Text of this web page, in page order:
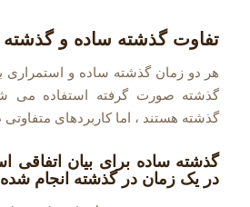
تفاوت گذشته ساده و
هر دو زمان گذشته ساده و استمراری
گذشته صورت گرفته استفاده می
گذشته هستند ، اما کاربردهای متفاوتی
گذشته ساده برای بیان اتفاقی
در یک زمان در گذشته انجام